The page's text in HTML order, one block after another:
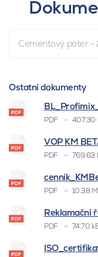
Cementový poter -
Ostatní dokumenty
PDF 407.30
VOP KM
PDF 769.63
PDF 10.38
Reklamační
PDF 74.70